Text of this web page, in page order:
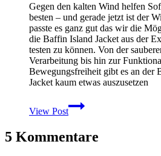
Jetzt
Test
verfügbar
Gegen den kalten Wind helfen
besten – und gerade jetzt ist der
passte es ganz gut das wir die
die Baffin Island Jacket aus der
testen zu können. Von der
Verarbeitung bis hin zur
Bewegungsfreiheit gibt es an der
Jacket kaum etwas auszusetzen
View Post
Berghaus
Baffin
Jacket
5 Kommentare